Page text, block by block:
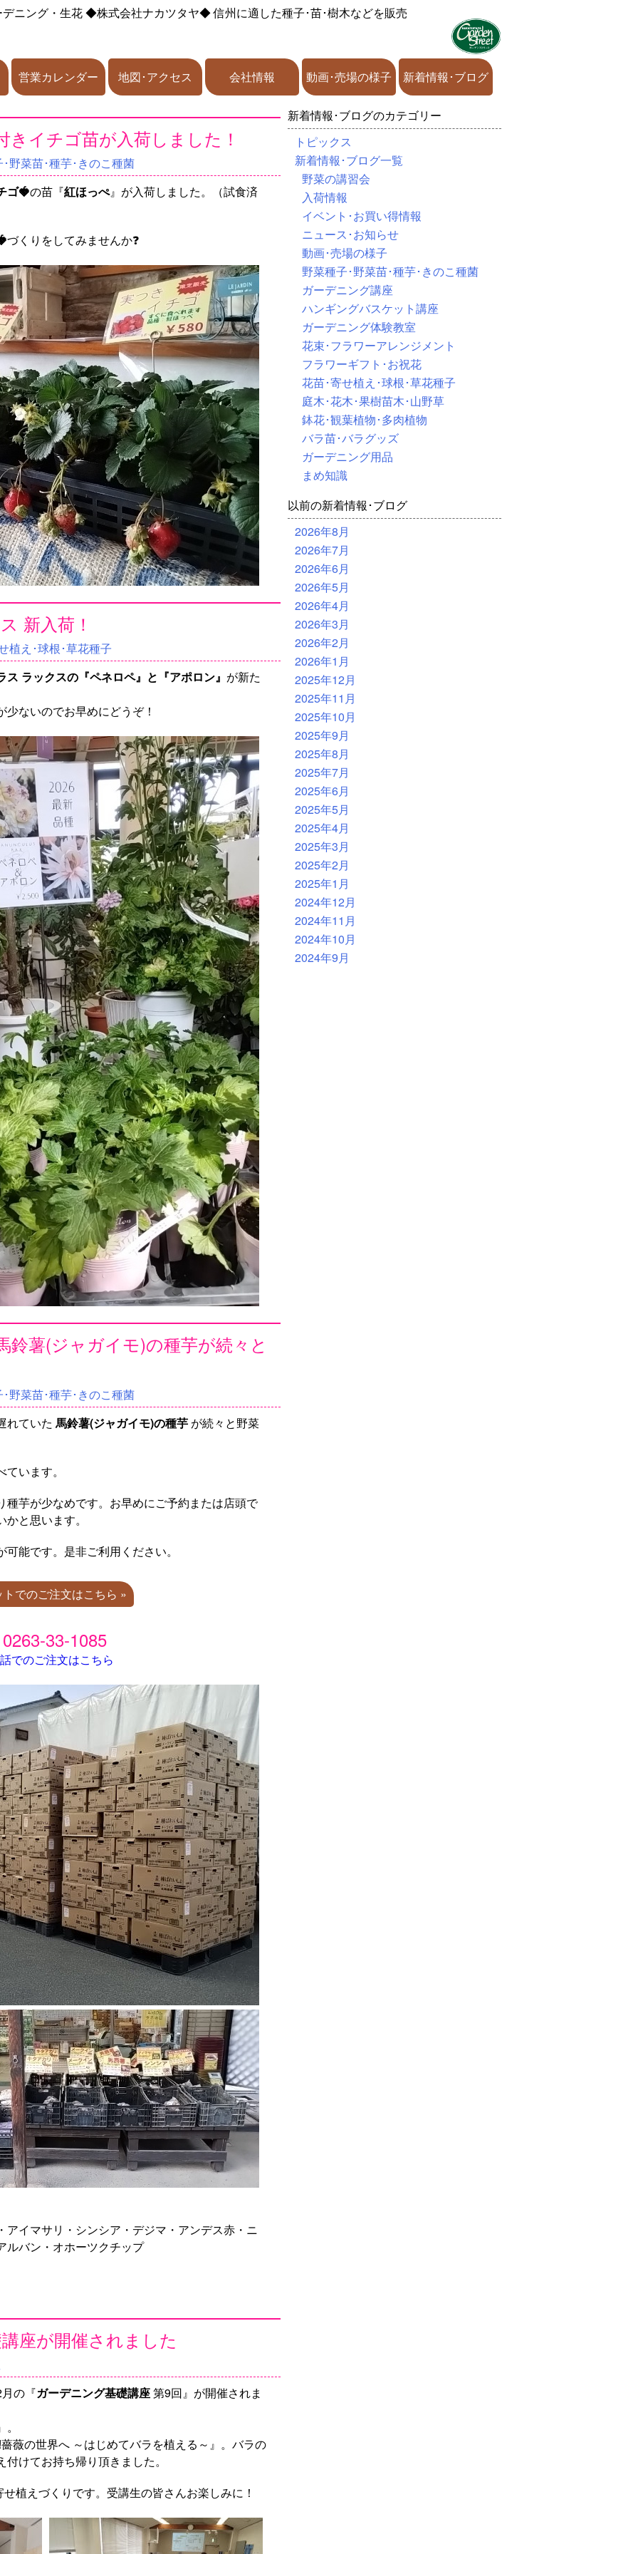
ニング・生花◆株式会社ナカツタヤ◆信州に適した種子･苗･樹木などを販売
営業カレンダー 地図･アクセス 会社情報 動画･売場の様子 新着情報･ブログ
イチゴ苗が入荷しました！
野菜苗･種芋･きのこ種菌
ゴ🍓の苗『紅ほっぺ』が入荷しました。（試食済
づくりをしてみませんか❓
新入荷！
植え･球根･草花種子
ス ラックスの『ペネロペ』と『アポロン』 が新た
ないのでお早めにどうぞ！
薯(ジャガイモ)の種芋が続々と
野菜苗･種芋･きのこ種菌
れていた 馬鈴薯(ジャガイモ)の種芋 が続々と野菜
います。
種芋が少なめです。お早めにご予約または店頭で
と思います。
能です。是非ご利用ください。
トでのご注文はこちら »
0263-33-1085
でのご注文はこちら
イマサリ・シンシア・デジマ・アンデス赤・ニ
ルバン・オホーツクチップ
座が開催されました
の『ガーデニング基礎講座第9回』が開催されま
薇の世界へ ～はじめてバラを植える～』。バラの
けてお持ち帰り頂きました。
植えづくりです。受講生の皆さんお楽しみに！
新着情報･ブログのカテゴリー
トピックス
新着情報･ブログ一覧
野菜の講習会
入荷情報
イベント･お買い得情報
ニュース･お知らせ
動画･売場の様子
野菜種子･野菜苗･種芋･きのこ種菌
ガーデニング講座
ハンギングバスケット講座
ガーデニング体験教室
花束･フラワーアレンジメント
フラワーギフト･お祝花
花苗･寄せ植え･球根･草花種子
庭木･花木･果樹苗木･山野草
鉢花･観葉植物･多肉植物
バラ苗･バラグッズ
ガーデニング用品
まめ知識
以前の新着情報･ブログ
2026年8月
2026年7月
2026年6月
2026年5月
2026年4月
2026年3月
2026年2月
2026年1月
2025年12月
2025年11月
2025年10月
2025年9月
2025年8月
2025年7月
2025年6月
2025年5月
2025年4月
2025年3月
2025年2月
2025年1月
2024年12月
2024年11月
2024年10月
2024年9月